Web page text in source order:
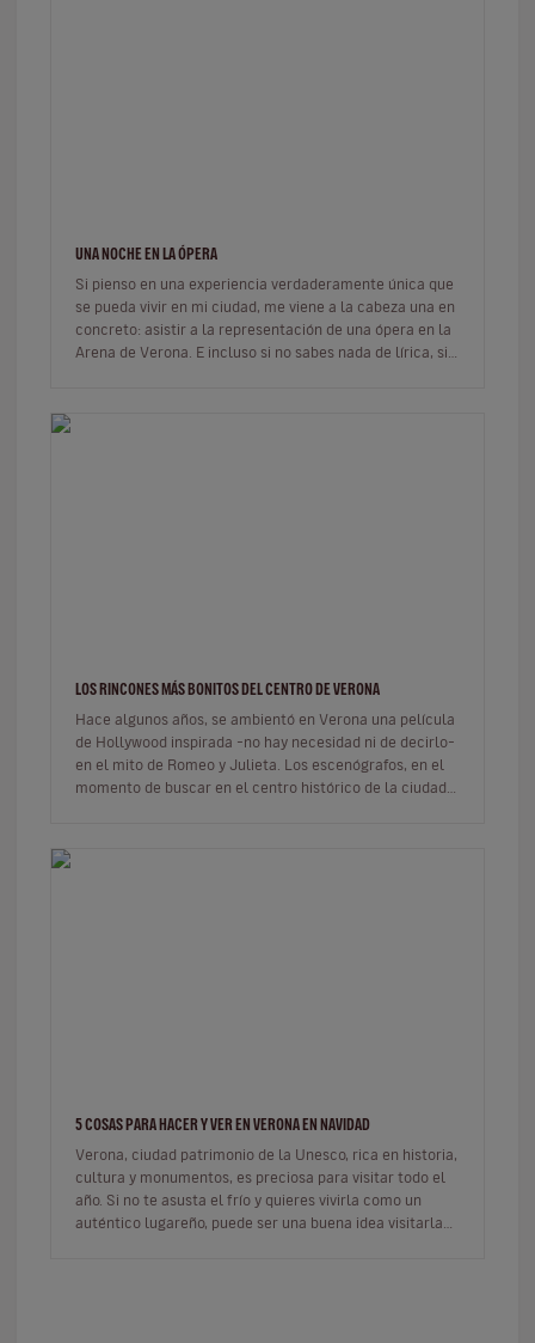
UNA NOCHE EN LA ÓPERA
Si pienso en una experiencia verdaderamente única que
se pueda vivir en mi ciudad, me viene a la cabeza una en
concreto: asistir a la representación de una ópera en la
Arena de Verona. E incluso si no sabes nada de lírica, si
LOS RINCONES MÁS BONITOS DEL CENTRO DE VERONA
Hace algunos años, se ambientó en Verona una película
de Hollywood inspirada –no hay necesidad ni de decirlo–
en el mito de Romeo y Julieta. Los escenógrafos, en el
momento de buscar en el centro histórico de la ciudad
5 COSAS PARA HACER Y VER EN VERONA EN NAVIDAD
Verona, ciudad patrimonio de la Unesco, rica en historia,
cultura y monumentos, es preciosa para visitar todo el
año. Si no te asusta el frío y quieres vivirla como un
auténtico lugareño, puede ser una buena idea visitarla